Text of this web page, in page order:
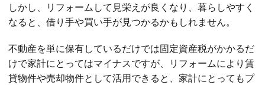
しかし、リフォームして見栄えが良くなり、暮らしやすく
なると、借り手や買い手が見つかるかもしれません。
不動産を単に保有しているだけでは固定資産税がかかるだ
けで家計にとってはマイナスですが、リフォームにより賃
貸物件や売却物件として活用できると、家計にとってもプ